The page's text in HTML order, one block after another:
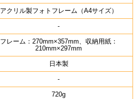
アクリル製フォトフレーム（A4サイズ）
-
フレーム：270mm×357mm、収納用紙：
210mm×297mm
日本製
-
720g